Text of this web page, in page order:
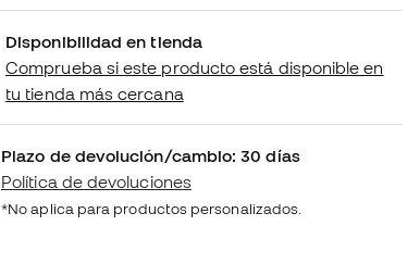
Disponibilidad en tienda
Comprueba si este producto está disponible en
tu tienda más cercana
Plazo de devolución/cambio: 30 días
Política de devoluciones
*No aplica para productos personalizados.